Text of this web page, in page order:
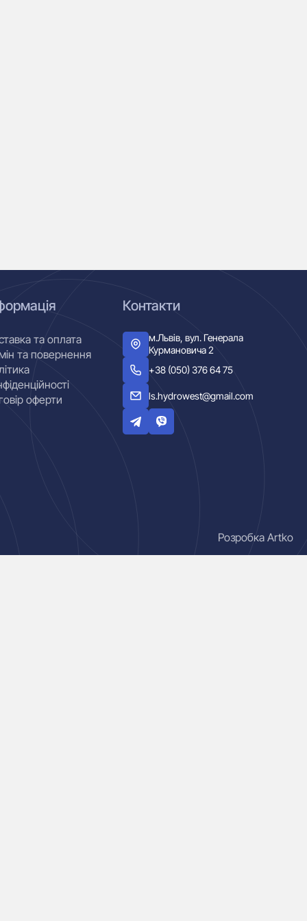
та оплата
та повернення
оферти
Контакти
м.Львів, вул. Генерала
Курмановича 2
+38 (050) 376 64 75
ls.hydrowest@gmail.com
Розробка Artko